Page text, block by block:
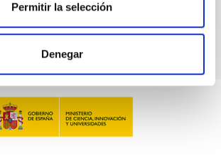
Permitir la selección
Denegar